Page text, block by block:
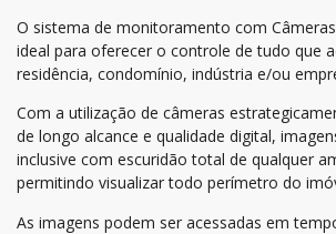
O sistema de monitoramento com
ideal para oferecer o controle de tudo que
residência, condomínio, indústria e/ou
Com a utilização de câmeras
de longo alcance e qualidade digital,
inclusive com escuridão total de qualquer
permitindo visualizar todo perímetro do
As imagens podem ser acessadas em